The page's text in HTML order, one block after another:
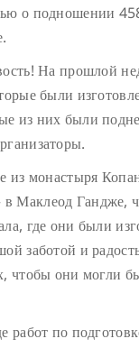
о подношении
На прошлой
были
из них были
из монастыря
Маклеод Гандже,
где они были
заботой и
чтобы они могли
работ по